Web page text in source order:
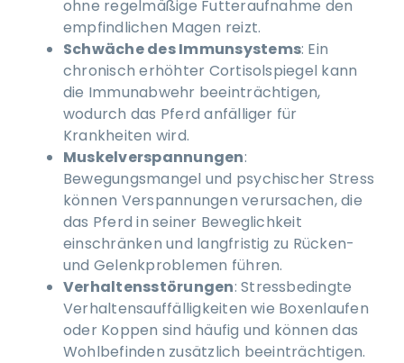
ohne regelmäßige Futteraufnahme den
empfindlichen Magen reizt.
Schwäche des Immunsystems: Ein
chronisch erhöhter Cortisolspiegel kann
die Immunabwehr beeinträchtigen,
wodurch das Pferd anfälliger für
Krankheiten wird.
Muskelverspannungen:
Bewegungsmangel und psychischer Stress
können Verspannungen verursachen, die
das Pferd in seiner Beweglichkeit
einschränken und langfristig zu Rücken-
und Gelenkproblemen führen.
Verhaltensstörungen: Stressbedingte
Verhaltensauffälligkeiten wie Boxenlaufen
oder Koppen sind häufig und können das
Wohlbefinden zusätzlich beeinträchtigen.